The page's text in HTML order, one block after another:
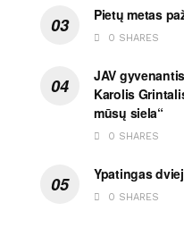
Pietų metas
0 SHARES
JAV
Karolis
mūsų siela“
0 SHARES
Ypatingas
0 SHARES